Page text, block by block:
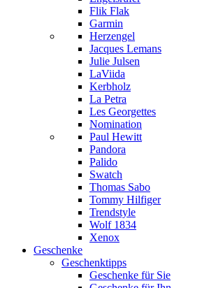
Flik Flak
Garmin
Herzengel
Jacques Lemans
Julie Julsen
LaViida
Kerbholz
La Petra
Les Georgettes
Nomination
Paul Hewitt
Pandora
Palido
Swatch
Thomas Sabo
Tommy Hilfiger
Trendstyle
Wolf 1834
Xenox
Geschenke
Geschenktipps
Geschenke für Sie